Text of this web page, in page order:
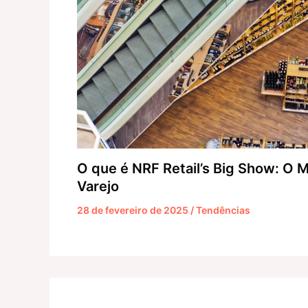
O que é NRF Retail’s Big Show: O
Varejo
28 de fevereiro de 2025 /Tendências